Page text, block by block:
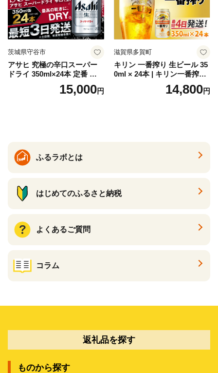
茨城県守谷市
アサヒ 究極の辛口スーパー
ドライ 350ml×24本 定番 ビー
ル 缶ビール 酒 お酒 アルコー
15,000円
滋賀県多賀町
キリン 一番搾り 生ビール 35
0ml × 24本 | キリン一番搾り
キリンビール 一番搾り ビー
ル 24缶 きりんいちばんしぼ
14,800円
ふるラボとは
はじめてのふるさと納税
よくあるご質問
コラム
返礼品を探す
ものから探す